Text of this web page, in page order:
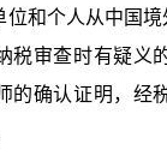
位和个人从中国
税审查时有疑义
的确认证明，经